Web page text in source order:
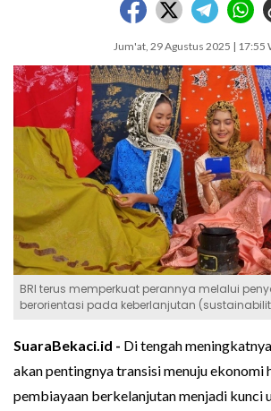
Jum'at, 29 Agustus 2025 | 17:55
BRI terus memperkuat perannya melalui
berorientasi pada keberlanjutan
SuaraBekaci.id - Di tengah
akan pentingnya transisi menuju ekonomi
pembiayaan berkelanjutan menjadi kunci